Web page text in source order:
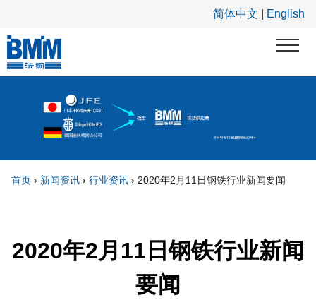
简体中文 English
首页 › 新闻资讯 › 行业资讯 › 2020年2月11日钢铁行业新闻要闻
2020年2月11日钢铁行业新闻
要闻